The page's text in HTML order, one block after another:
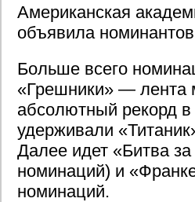
Американская
объявила
Больше всего
«Грешники» — лента
абсолютный рекорд
удерживали
Далее идет «Битва
номинаций) и
номинаций.